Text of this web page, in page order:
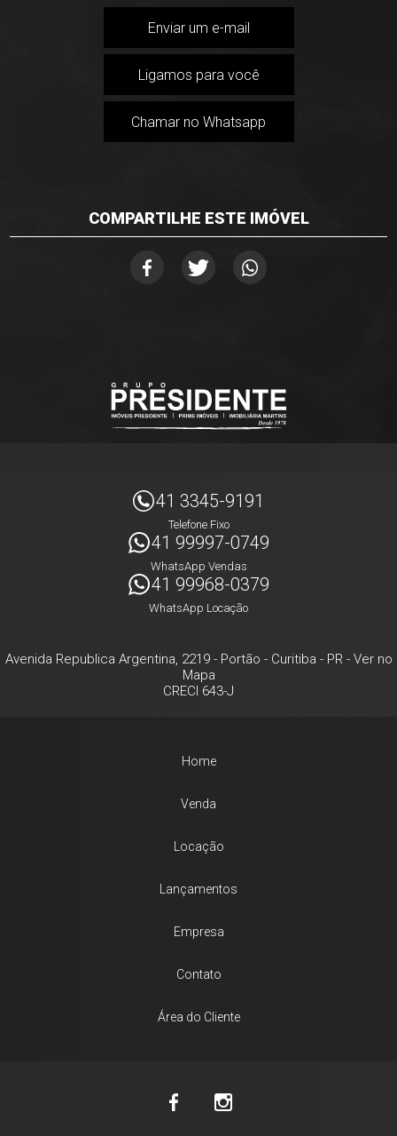
Enviar um e-mail
Ligamos para você
Chamar no Whatsapp
COMPARTILHE ESTE IMÓVEL
41 3345-9191
Telefone Fixo
41 99997-0749
WhatsApp Vendas
41 99968-0379
WhatsApp Locação
Avenida Republica Argentina, 2219- Portão - Curitiba - PR- Ver no
Mapa
CRECI 643-J
Home
Venda
Locação
Lançamentos
Empresa
Contato
Área do Cliente